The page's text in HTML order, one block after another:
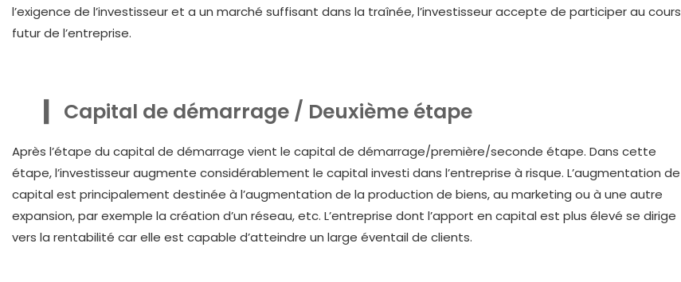
l’exigence de l’investisseur et a un marché suffisant dans la traînée, l’investisseur accepte de participer au cours
futur de l’entreprise.
Capital de démarrage / Deuxième étape
Après l’étape du capital de démarrage vient le capital de démarrage/première/seconde étape. Dans cette
étape, l’investisseur augmente considérablement le capital investi dans l’entreprise à risque. L’augmentation de
capital est principalement destinée à l’augmentation de la production de biens, au marketing ou à une autre
expansion, par exemple la création d’un réseau, etc. L’entreprise dont l’apport en capital est plus élevé se dirige
vers la rentabilité car elle est capable d’atteindre un large éventail de clients.